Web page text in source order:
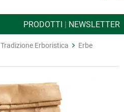
PRODOTTI | NEWSLETTER
Tradizione Erboristica
Erbe